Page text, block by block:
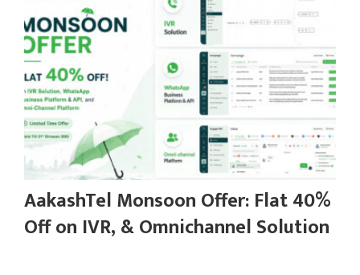
AakashTel Monsoon Offer: Flat 40%
Off on IVR, & Omnichannel Solution